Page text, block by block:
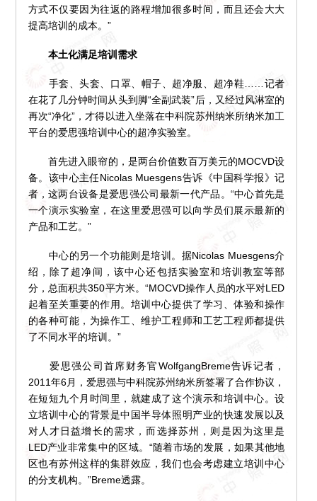
方式不仅要因为往返的路程增加很多时间，而且还会大大
提高培训的成本。”
本土化满足培训需求
手套、头套、口罩、帽子、超净服、超净鞋……记者
在花了几分钟时间从头到脚“全副武装”后，又经过风淋室的
再次“净化”，才得以进入坐落在中科院苏州纳米所纳米加工
平台的爱思强培训中心的超净实验室。
首先进入眼帘的，是两台价值数百万美元的MOCVD设
备。该中心主任Nicolas Muesgens告诉《中国科学报》记
者，这两台设备是爱思强公司最新一代产品。“中心首先是
一个演示实验室，在这里爱思强可以向学员们展示最新的
产品和工艺。”
中心的另一个功能则是培训。据Nicolas Muesgens介
绍，除了超净间，该中心还包括实验室和培训教室等部
分，总面积共350平方米。“MOCVD操作人员的水平对LED
起着至关重要的作用。培训中心提供了学习、体验和操作
的各种可能，为操作工、维护工程师和工艺工程师都提供
了不同水平的培训。”
爱思强公司首席财务官WolfgangBreme告诉记者，
2011年6月，爱思强与中科院苏州纳米所签署了合作协议，
在短短九个月时间里，就建成了这个演示和培训中心。设
立培训中心的背景是中国半导体照明产业的快速发展以及
对人才日益增长的需求，而选择苏州，则是因为这里是
LED产业非常集中的区域。“随着市场的发展，如果其他地
区也有苏州这样的集群效应，我们也会考虑建立培训中心
的分支机构。”Breme透露。